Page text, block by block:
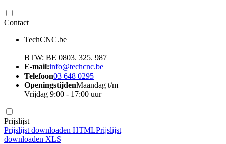
Contact
TechCNC.be
BTW: BE 0803. 325. 987
E-mail:info@techcnc.be
Telefoon03 648 0295
OpeningstijdenMaandag t/m
Vrijdag 9:00 - 17:00 uur
Prijslijst
Prijslijst downloaden HTMLPrijslijst
downloaden XLS